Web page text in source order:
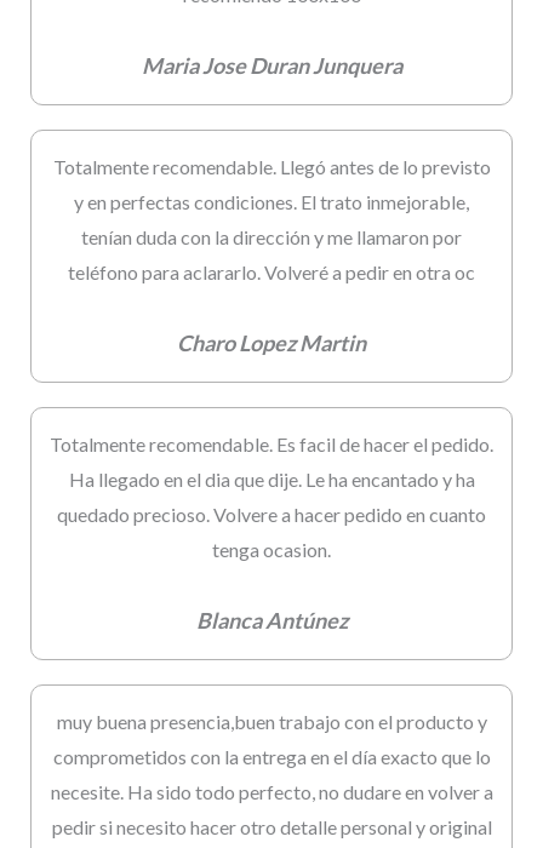
Maria Jose Duran Junquera
Totalmente recomendable. Llegó antes de lo previsto
y en perfectas condiciones. El trato inmejorable,
tenían duda con la dirección y me llamaron por
teléfono para aclararlo. Volveré a pedir en otra oc
Charo Lopez Martin
Totalmente recomendable. Es facil de hacer el pedido.
Ha llegado en el dia que dije. Le ha encantado y ha
quedado precioso. Volvere a hacer pedido en cuanto
tenga ocasion.
Blanca Antúnez
muy buena presencia,buen trabajo con el producto y
comprometidos con la entrega en el día exacto que lo
necesite. Ha sido todo perfecto, no dudare en volver a
pedir si necesito hacer otro detalle personal y original